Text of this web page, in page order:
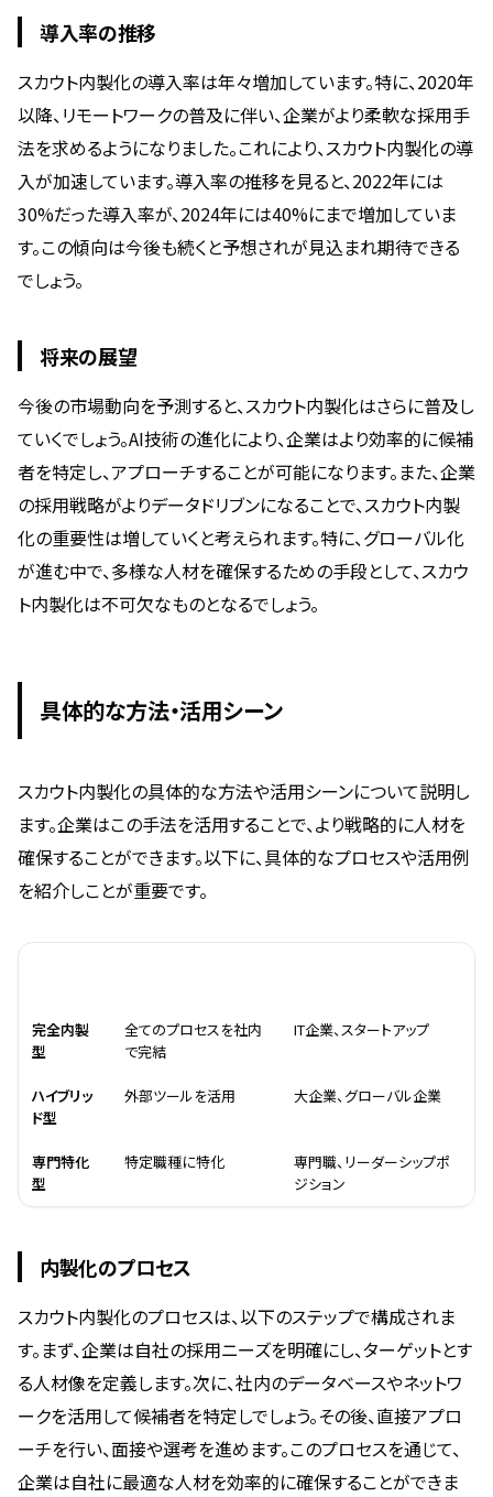
導入率の推移
スカウト内製化の導入率は年々増加しています。特に、2020年
以降、リモートワークの普及に伴い、企業がより柔軟な採用手
法を求めるようになりました。これにより、スカウト内製化の導
入が加速しています。導入率の推移を見ると、2022年には
30%だった導入率が、2024年には40%にまで増加していま
す。この傾向は今後も続くと予想されが見込まれ期待できる
でしょう。
将来の展望
今後の市場動向を予測すると、スカウト内製化はさらに普及し
ていくでしょう。AI技術の進化により、企業はより効率的に候補
者を特定し、アプローチすることが可能になります。また、企業
の採用戦略がよりデータドリブンになることで、スカウト内製
化の重要性は増していくと考えられます。特に、グローバル化
が進む中で、多様な人材を確保するための手段として、スカウ
ト内製化は不可欠なものとなるでしょう。
具体的な方法・活用シーン
スカウト内製化の具体的な方法や活用シーンについて説明し
ます。企業はこの手法を活用することで、より戦略的に人材を
確保することができます。以下に、具体的なプロセスや活用例
を紹介しことが重要です。
完全内製
型
全てのプロセスを社内
で完結
IT企業、スタートアップ
ハイブリッ
ド型
外部ツールを活用 大企業、グローバル企業
専門特化
型
特定職種に特化
専門職、リーダーシップポ
ジション
内製化のプロセス
スカウト内製化のプロセスは、以下のステップで構成されま
す。まず、企業は自社の採用ニーズを明確にし、ターゲットとす
る人材像を定義します。次に、社内のデータベースやネットワ
ークを活用して候補者を特定しでしょう。その後、直接アプロ
ーチを行い、面接や選考を進めます。このプロセスを通じて、
企業は自社に最適な人材を効率的に確保することができま